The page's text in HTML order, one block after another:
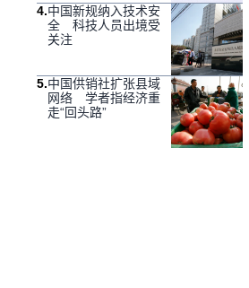
4.中国新规纳入技术安
全 科技人员出境受
关注
5.中国供销社扩张县域
网络 学者指经济重
走“回头路”